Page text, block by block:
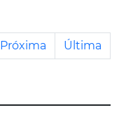
Próxima Última